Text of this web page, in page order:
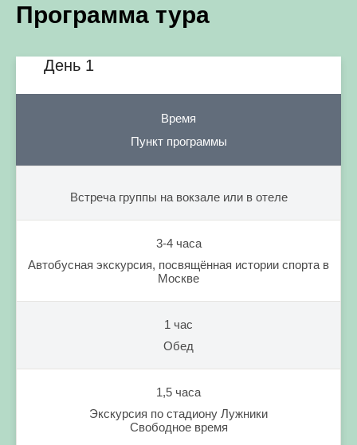
Программа тура
День 1
Время
Пункт программы
Встреча группы на вокзале или в отеле
3-4 часа
Автобусная экскурсия, посвящённая истории спорта в
Москве
1 час
Обед
1,5 часа
Экскурсия по стадиону Лужники
Свободное время